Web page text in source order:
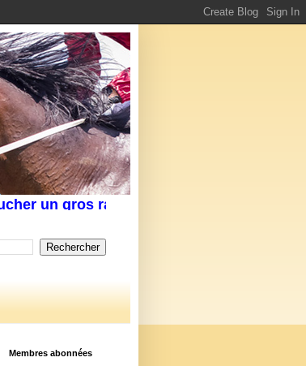
un gros rapport au Tiercé,Quarté, voir
Membres abonnées